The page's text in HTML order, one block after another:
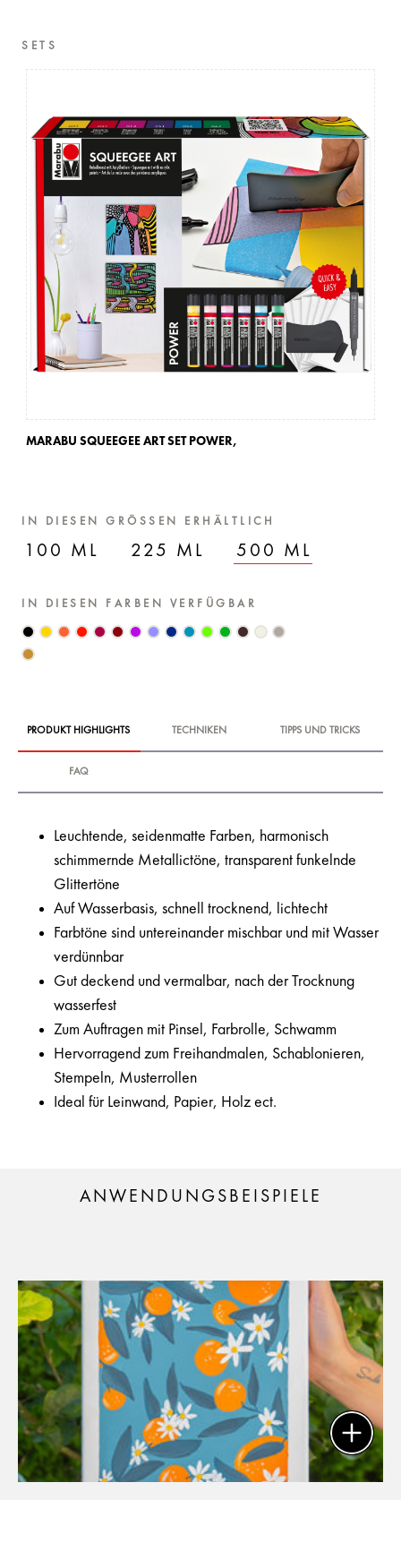
SETS
MARABU SQUEEGEE ART SET POWER,
IN DIESEN GRÖSSEN ERHÄLTLICH
100 ML 225 ML 500 ML
IN DIESEN FARBEN VERFÜGBAR
PRODUKT HIGHLIGHTS TECHNIKEN TIPPS UND TRICKS
FAQ
Leuchtende, seidenmatte Farben, harmonisch
schimmernde Metallictöne, transparent funkelnde
Glittertöne
Auf Wasserbasis, schnell trocknend, lichtecht
Farbtöne sind untereinander mischbar und mit Wasser
verdünnbar
Gut deckend und vermalbar, nach der Trocknung
wasserfest
Zum Auftragen mit Pinsel, Farbrolle, Schwamm
Hervorragend zum Freihandmalen, Schablonieren,
Stempeln, Musterrollen
Ideal für Leinwand, Papier, Holz ect.
ANWENDUNGSBEISPIELE